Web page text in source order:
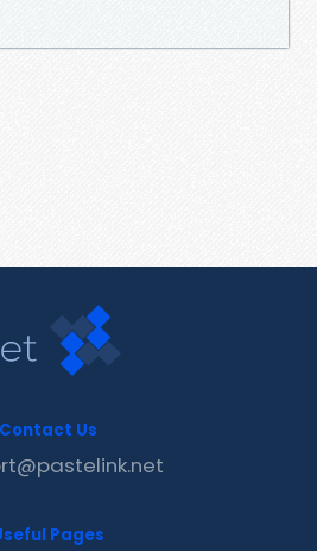
Contact Us
Pages